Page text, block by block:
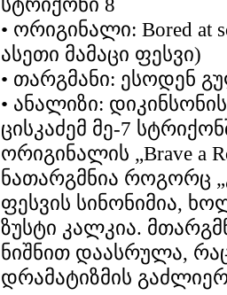
• ორიგინალი: Bored at
ასეთი მამაცი ფესვი)
• თარგმანი: ესოდენ
• ანალიზი:
ცისკაძემ მე-7
ორიგინალის „Brave a
ნათარგმნია როგორც
ფესვის სინონიმია,
ზუსტი კალკია.
ნიშნით დაასრულა,
დრამატიზმის